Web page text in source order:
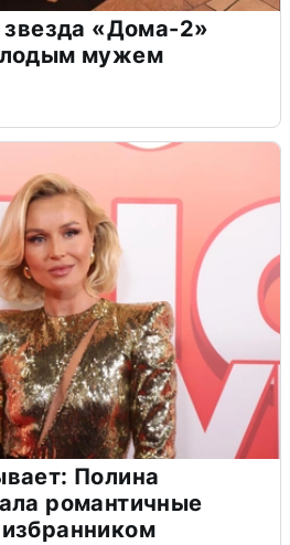
звезда «Дома-2»
мужем
Полина
романтичные